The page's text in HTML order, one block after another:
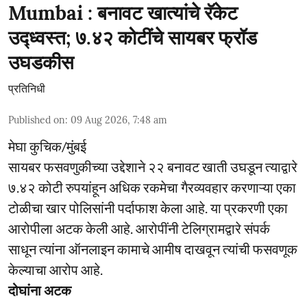
Mumbai : बनावट खात्यांचे रॅकेट
उद्ध्वस्त; ७.४२ कोटींचे सायबर फ्रॉड
उघडकीस
प्रतिनिधी
Published on: 09 Aug 2026, 7:48 am
मेघा कुचिक/मुंबई
सायबर फसवणुकीच्या उद्देशाने २२ बनावट खाती उघडून त्याद्वारे
७.४२ कोटी रुपयांहून अधिक रकमेचा गैरव्यवहार करणाऱ्या एका
टोळीचा खार पोलिसांनी पर्दाफाश केला आहे. या प्रकरणी एका
आरोपीला अटक केली आहे. आरोपींनी टेलिग्रामद्वारे संपर्क
साधून त्यांना ऑनलाइन कामाचे आमीष दाखवून त्यांची फसवणूक
केल्याचा आरोप आहे.
दोघांना अटक